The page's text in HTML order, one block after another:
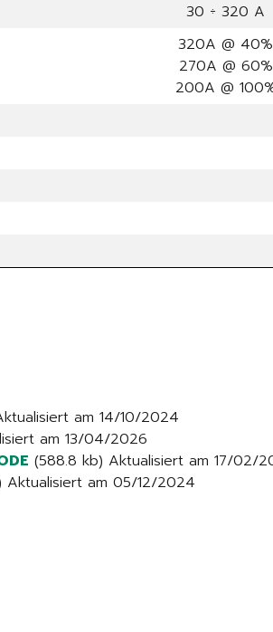
30 ÷ 320 A
320A @ 40%
270A @ 60%
200A @
am 14/10/2024
am 13/04/2026
(588.8 kb) Aktualisiert am 17/02/
Aktualisiert am 05/12/2024